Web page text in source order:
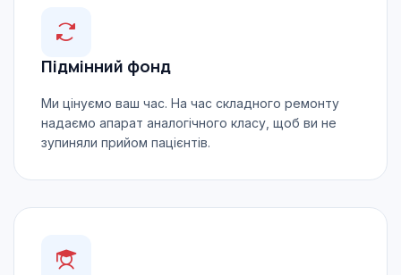
Підмінний фонд
Ми цінуємо ваш час. На час складного ремонту
надаємо апарат аналогічного класу, щоб ви не
зупиняли прийом пацієнтів.